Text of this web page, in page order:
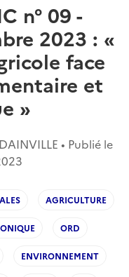
n° 09 -
2023 : «
face
et
»
• Publié le
AGRICULTURE
ORD
ENVIRONNEMENT